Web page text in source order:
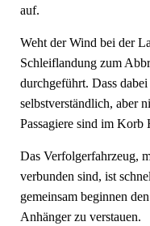
auf.
Weht der Wind bei der
Schleiflandung zum
durchgeführt. Dass
selbstverständlich, aber
Passagiere sind im Korb
Das Verfolgerfahrzeug,
verbunden sind, ist
gemeinsam beginnen
Anhänger zu verstauen.